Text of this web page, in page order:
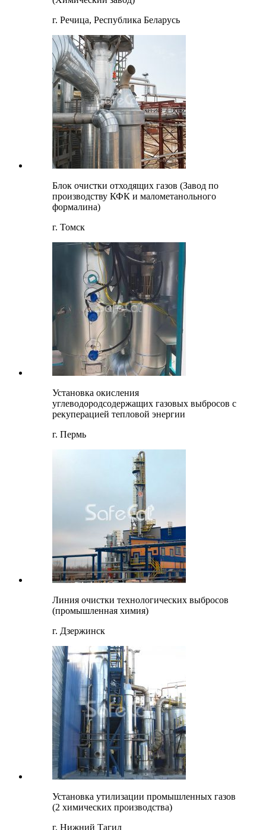
г. Речица, Республика Беларусь
Блок очистки отходящих газов (Завод по
производству КФК и малометанольного
формалина)
г. Томск
Установка окисления
углеводородсодержащих газовых выбросов с
рекуперацией тепловой энергии
г. Пермь
Линия очистки технологических выбросов
(промышленная химия)
г. Дзержинск
Установка утилизации промышленных газов
(2 химических производства)
г. Нижний Тагил